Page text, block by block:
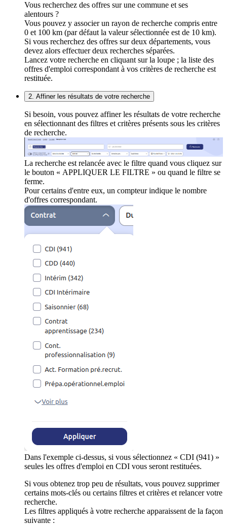
Vous recherchez des offres sur une commune et ses
alentours ?
Vous pouvez y associer un rayon de recherche compris entre
0 et 100 km (par défaut la valeur sélectionnée est de 10 km).
Si vous recherchez des offres sur deux départements, vous
devez alors effectuer deux recherches séparées.
Lancez votre recherche en cliquant sur la loupe ; la liste des
offres d'emploi correspondant à vos critères de recherche est
restituée.
2. Affiner les résultats de votre recherche
Si besoin, vous pouvez affiner les résultats de votre recherche
en sélectionnant des filtres et critères présents sous les critères
de recherche.
La recherche est relancée avec le filtre quand vous cliquez sur
le bouton « APPLIQUER LE FILTRE » ou quand le filtre se
ferme.
Pour certains d'entre eux, un compteur indique le nombre
d'offres correspondant.
Dans l'exemple ci-dessus, si vous sélectionnez « CDI (941) »
seules les offres d'emploi en CDI vous seront restituées.
Si vous obtenez trop peu de résultats, vous pouvez supprimer
certains mots-clés ou certains filtres et critères et relancer votre
recherche.
Les filtres appliqués à votre recherche apparaissent de la façon
suivante :